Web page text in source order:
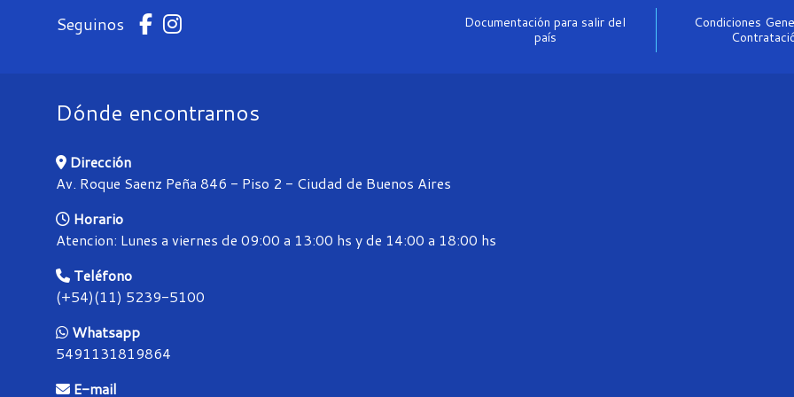
Seguinos
Documentación para salir del
país
Condiciones
Dónde encontrarnos
Dirección
Av. Roque Saenz Peña 846 - Piso 2 - Ciudad de Buenos Aires
Horario
Atencion: Lunes a viernes de 09:00 a 13:00 hs y de 14:00 a 18:00 hs
Teléfono
(+54)(11) 5239-5100
Whatsapp
5491131819864
E-mail